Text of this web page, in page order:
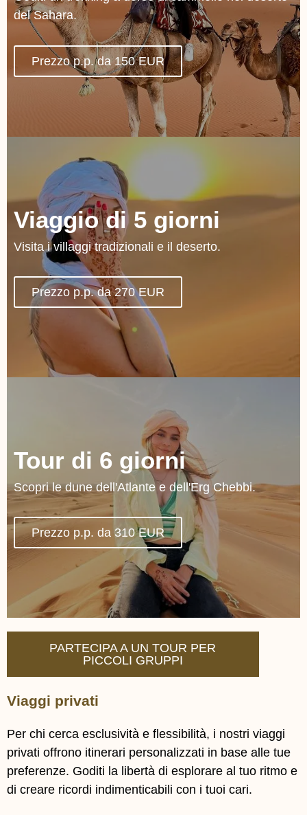
del Sahara.
Prezzo p.p. da 150 EUR
Viaggio di 5 giorni
Visita i villaggi tradizionali e il deserto.
Prezzo p.p. da 270 EUR
Tour di 6 giorni
Scopri le dune dell'Atlante e dell'Erg Chebbi.
Prezzo p.p. da 310 EUR
PARTECIPA A UN TOUR PER
PICCOLI GRUPPI
Viaggi privati
Per chi cerca esclusività e flessibilità, i nostri viaggi
privati offrono itinerari personalizzati in base alle tue
preferenze. Goditi la libertà di esplorare al tuo ritmo e
di creare ricordi indimenticabili con i tuoi cari.